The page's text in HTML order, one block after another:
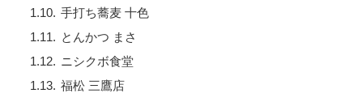
手打ち蕎麦 十色
とんかつ まさ
ニシクボ食堂
福松 三鷹店